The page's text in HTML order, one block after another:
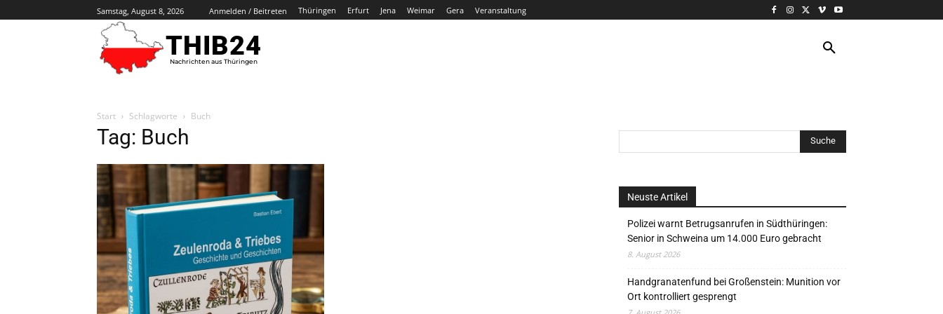
Samstag, August 8, 2026 Anmelden / Beitreten Thüringen Erfurt Jena Weimar Gera Veranstaltung
THIB24
Nachrichten aus Thüringen
Start Schlagworte Buch
Tag: Buch
Neuste Artikel
Polizei warnt Betrugsanrufen in Südthüringen:
Senior in Schweina um 14.000 Euro gebracht
8. August 2026
Handgranatenfund bei Großenstein: Munition vor
Ort kontrolliert gesprengt